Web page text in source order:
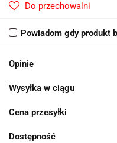
Do przechowalni
Powiadom gdy produkt
Opinie
Wysyłka w ciągu
Cena przesyłki
Dostępność